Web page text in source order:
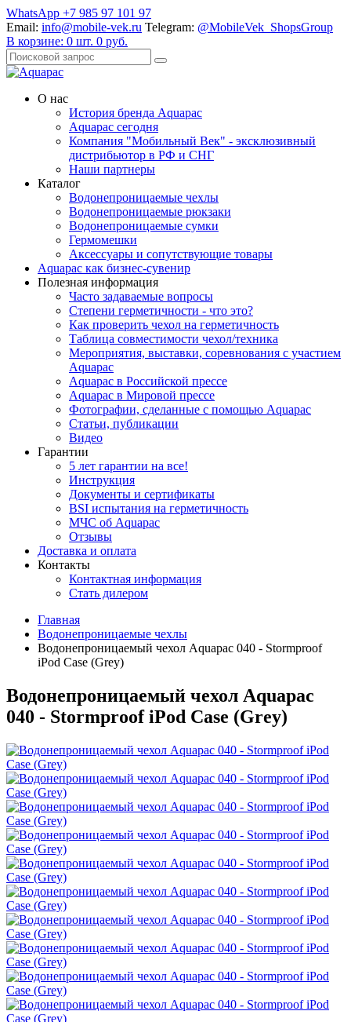
WhatsApp +7 985 97 101 97
Email: info@mobile-vek.ru Telegram: @MobileVek_ShopsGroup
В корзине: 0 шт. 0 руб.
О нас
История бренда Aquapac
Aquapac cегодня
Компания "Мобильный Век" - эксклюзивный
дистрибьютор в РФ и СНГ
Наши партнеры
Каталог
Водонепроницаемые чехлы
Водонепроницаемые рюкзаки
Водонепроницаемые сумки
Гермомешки
Аксессуары и сопутствующие товары
Aquapac как бизнес-сувенир
Полезная информация
Часто задаваемые вопросы
Степени герметичности - что это?
Как проверить чехол на герметичность
Таблица совместимости чехол/техника
Мероприятия, выставки, соревнования с участием
Aquapac
Aquapac в Российской прессе
Aquapac в Мировой прессе
Фотографии, сделанные с помощью Aquapac
Статьи, публикации
Видео
Гарантии
5 лет гарантии на все!
Инструкция
Документы и сертификаты
BSI испытания на герметичность
МЧС об Aquapac
Отзывы
Доставка и оплата
Контакты
Контактная информация
Стать дилером
Главная
Водонепроницаемые чехлы
Водонепроницаемый чехол Aquapac 040 - Stormproof
iPod Case (Grey)
Водонепроницаемый чехол Aquapac
040 - Stormproof iPod Case (Grey)